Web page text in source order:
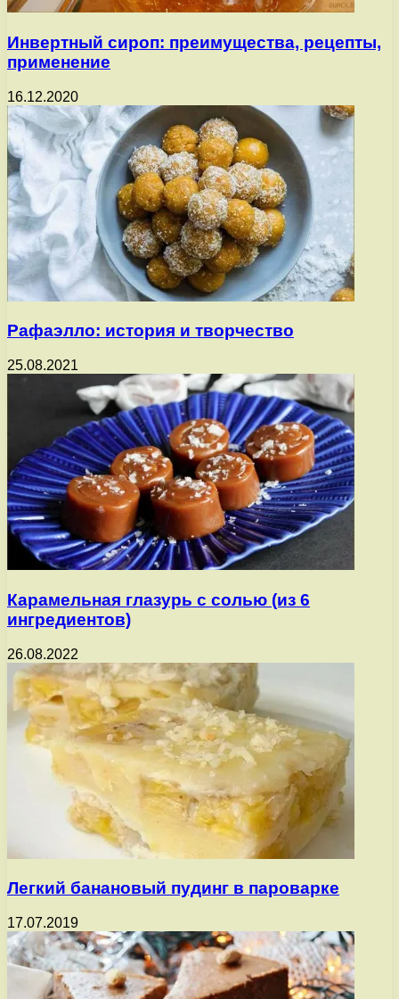
Инвертный сироп: преимущества, рецепты,
применение
16.12.2020
Рафаэлло: история и творчество
25.08.2021
Карамельная глазурь с солью (из 6
ингредиентов)
26.08.2022
Легкий банановый пудинг в пароварке
17.07.2019